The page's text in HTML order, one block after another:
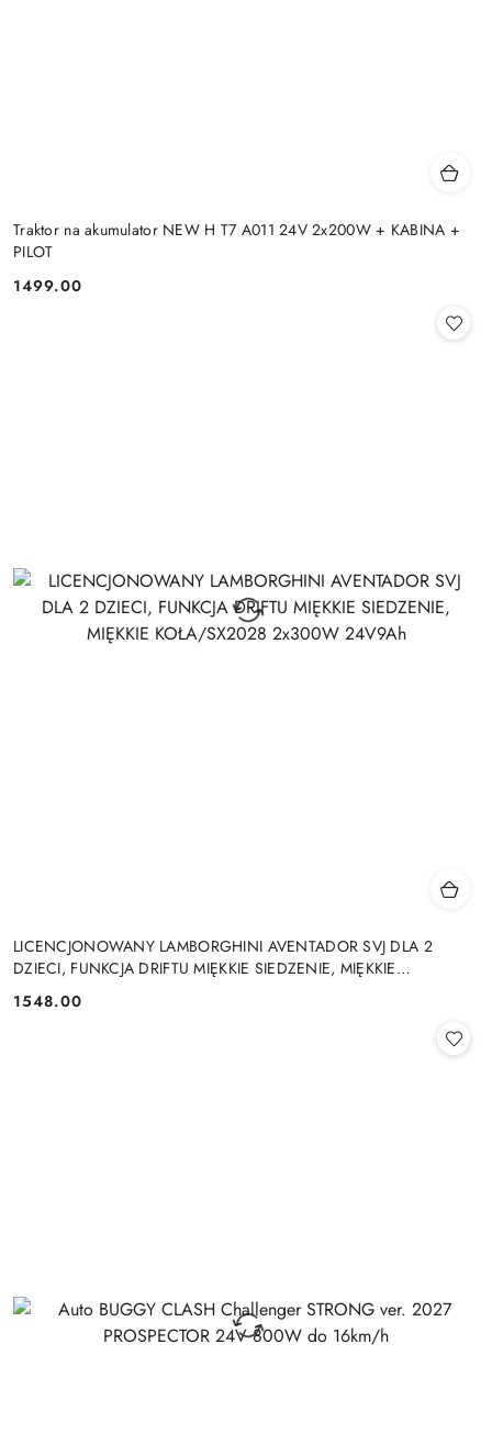
Traktor na akumulator NEW H T7 A011 24V 2x200W + KABINA +
PILOT
Cena:
1499.00
LICENCJONOWANY LAMBORGHINI AVENTADOR SVJ DLA 2
DZIECI, FUNKCJA DRIFTU MIĘKKIE SIEDZENIE, MIĘKKIE
Cena:
1548.00